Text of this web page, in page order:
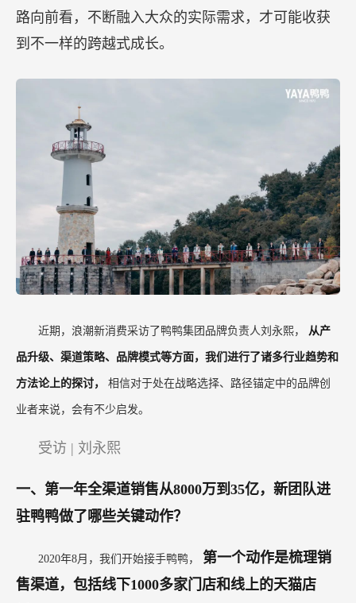
路向前看，不断融入大众的实际需求，才可能收获
到不一样的跨越式成长。
近期，浪潮新消费采访了鸭鸭集团品牌负责人刘永熙， 从产
品升级、渠道策略、品牌模式等方面，我们进行了诸多行业趋势和
方法论上的探讨， 相信对于处在战略选择、路径锚定中的品牌创
业者来说，会有不少启发。
受访 | 刘永熙
一、第一年全渠道销售从8000万到35亿，新团队进
驻鸭鸭做了哪些关键动作？
2020年8月，我们开始接手鸭鸭， 第一个动作是梳理销
售渠道，包括线下1000多家门店和线上的天猫店